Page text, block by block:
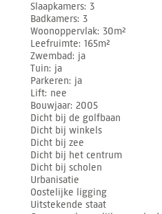
Slaapkamers 3
Badkamers 3
Woonoppervlak 30m²
Leefruimte 165m²
Zwembad ja
Tuin ja
Parkeren ja
Lift nee
Bouwjaar 2005
Dicht bij de golfbaan
Dicht bij winkels
Dicht bij zee
Dicht bij het centrum
Dicht bij scholen
Urbanisatie
Oostelijke ligging
Uitstekende staat